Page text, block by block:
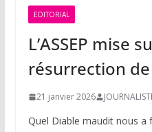
EDITORIAL
L’ASSEP mise
résurrection
21 janvier 2026
Quel Diable maudit nous